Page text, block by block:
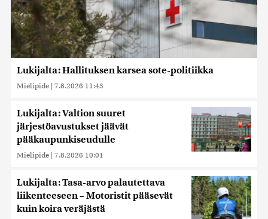
Lukijalta: Hallituksen karsea sote-politiikka
Mielipide | 7.8.2026 11:43
Lukijalta: Valtion suuret
järjestöavustukset jäävät
pääkaupunkiseudulle
Mielipide | 7.8.2026 10:01
Lukijalta: Tasa-arvo palautettava
liikenteeseen – Motoristit pääsevät
kuin koira veräjästä